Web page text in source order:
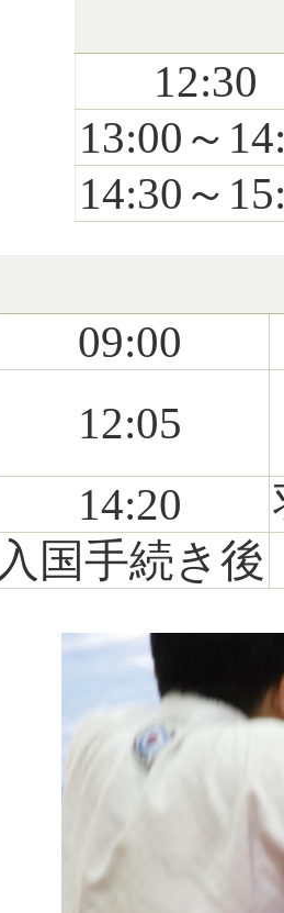
12:30
13:00～
14:30～
09:00
12:05
14:20
入国手続き後